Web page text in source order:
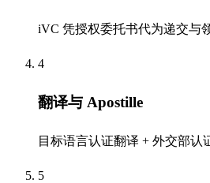
iVC 凭授权委托书代为递交与
4
翻译与 Apostille
目标语言认证翻译 + 外交部认
5